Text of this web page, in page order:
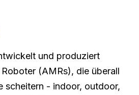
und produziert
(AMRs), die überall
scheitern - indoor, outdoor,